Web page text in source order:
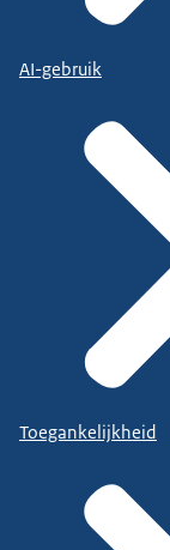
AI-gebruik
Toegankelijkheid